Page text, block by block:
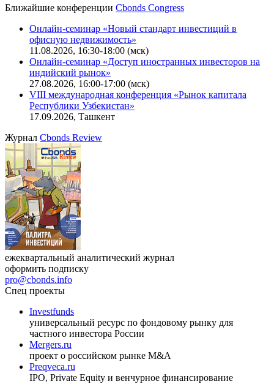
Ближайшие конференции Cbonds Congress
Онлайн-семинар «Новый стандарт инвестиций в
офисную недвижимость»
11.08.2026, 16:30-18:00 (мск)
Онлайн-семинар «Доступ иностранных инвесторов на
индийский рынок»
27.08.2026, 16:00-17:00 (мск)
VIII международная конференция «Рынок капитала
Республики Узбекистан»
17.09.2026, Ташкент
Журнал Cbonds Review
ежеквартальный аналитический журнал
оформить подписку
pro@cbonds.info
Спец проекты
Investfunds
универсальный ресурс по фондовому рынку для
частного инвестора России
Mergers.ru
проект о российском рынке M&A
Preqveca.ru
IPO, Private Equity и венчурное финансирование